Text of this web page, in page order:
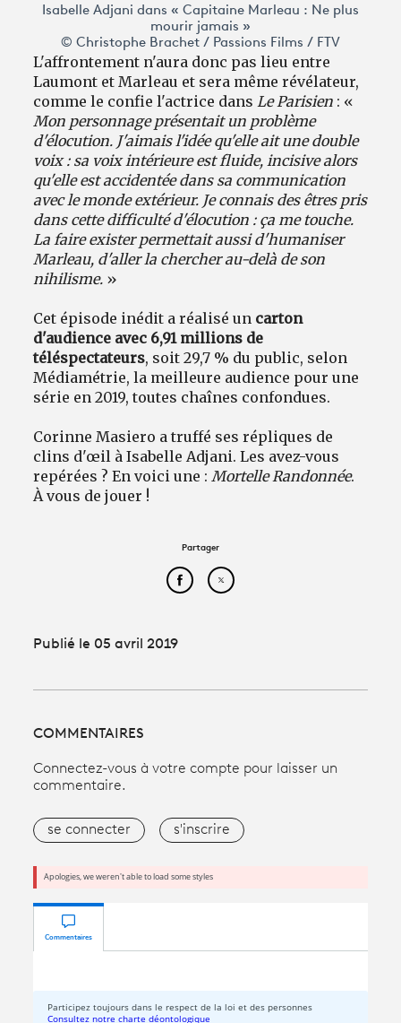
Isabelle Adjani dans « Capitaine Marleau : Ne plus
mourir jamais »
© Christophe Brachet / Passions Films / FTV
L'affrontement n'aura donc pas lieu entre
Laumont et Marleau et sera même révélateur,
comme le confie l'actrice dansLe Parisien : «
Mon personnage présentait un problème
d'élocution. J'aimais l'idée qu'elle ait une double
voix : sa voix intérieure est fluide, incisive alors
qu'elle est accidentée dans sa communication
avec le monde extérieur. Je connais des êtres pris
dans cette difficulté d'élocution : ça me touche.
La faire exister permettait aussi d'humaniser
Marleau, d'aller la chercher au-delà de son
nihilisme. »
Cet épisode inédit a réalisé un carton
d'audience avec 6,91 millions de
téléspectateurs, soit 29,7 % du public, selon
Médiamétrie, la meilleure audience pour une
série en 2019, toutes chaînes confondues.
Corinne Masiero a truffé ses répliques de
clins d'œil à Isabelle Adjani. Les avez-vous
repérées ? En voici une :Mortelle Randonnée.
À vous de jouer !
Partager
Partager cet article sur
Partager cet article sur
Publié le 05 avril 2019
COMMENTAIRES
Connectez-vous à votre compte pour laisser un
commentaire.
se connecter s'inscrire